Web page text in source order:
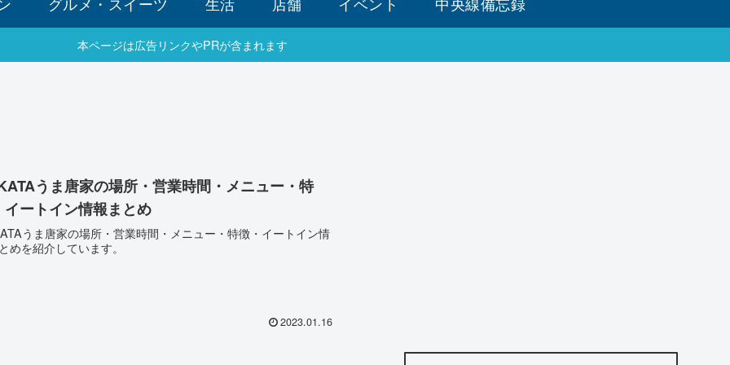
本ページは広告リンクやPRが含まれます
うま唐家の場所・営業時間・メニュー・特
イートイン情報まとめ
うま唐家の場所・営業時間・メニュー・特徴・イートイン情
めを紹介しています。
2023.01.16